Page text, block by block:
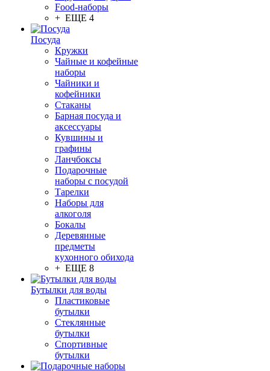
Food-наборы
+ ЕЩЕ 4
Посуда
Кружки
Чайные и кофейные
наборы
Чайники и
кофейники
Стаканы
Барная посуда и
аксессуары
Кувшины и
графины
Ланчбоксы
Подарочные
наборы с посудой
Тарелки
Наборы для
алкоголя
Бокалы
Деревянные
предметы
кухонного обихода
+ ЕЩЕ 8
Бутылки для воды
Пластиковые
бутылки
Стеклянные
бутылки
Спортивные
бутылки